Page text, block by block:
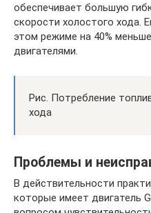
обеспечивает большую
скорости холостого хода.
этом режиме на 40%
двигателями.
Рис. Потребление
хода
Проблемы и
В действительности
которые имеет двигатель